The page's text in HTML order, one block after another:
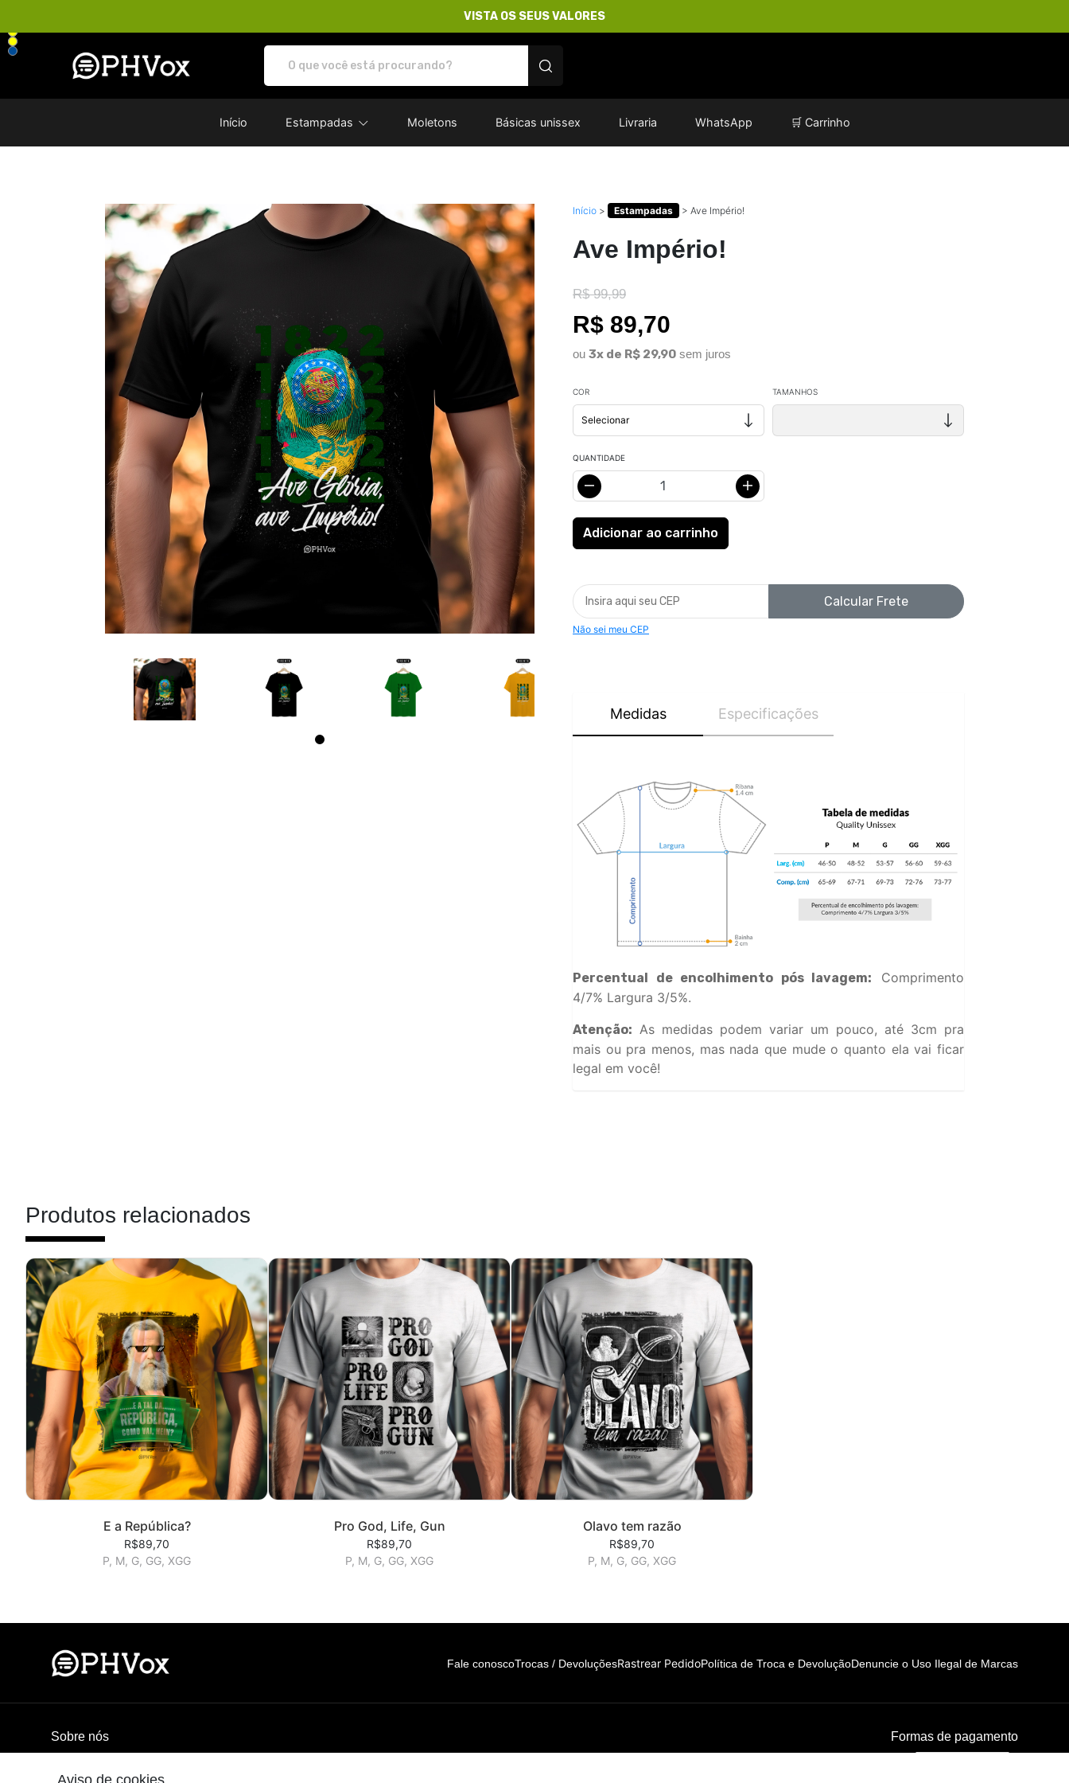
VISTA OS SEUS VALORES
Loja PHVox | Vista os seus valores - Camisetas e produtos personalizados
Início Estampadas Moletons Básicas unissex Livraria WhatsApp 🛒 Carrinho
Início > Estampadas > Ave Império!
Ave Império!
R$ 99,99
R$ 89,70
ou 3x de R$ 29,90 sem juros
COR TAMANHOS
QUANTIDADE
Calcular Frete
Não sei meu CEP
Medidas Especificações
Percentual de encolhimento pós lavagem:
Comprimento
4/7% Largura 3/5%.
Atenção: As medidas podem variar um pouco, até 3cm pra
mais ou pra menos, mas nada que mude o quanto ela vai ficar
legal em você!
Produtos relacionados
E a República?
R$89,70
P, M, G, GG, XGG
Pro God, Life, Gun
R$89,70
P, M, G, GG, XGG
Olavo tem razão
R$89,70
P, M, G, GG, XGG
Aviso de cookies
Fale conoscoTrocas / DevoluçõesRastrear PedidoPolítica de Troca e DevoluçãoDenuncie o Uso Ilegal de Marcas
Sobre nós
Formas de pagamento